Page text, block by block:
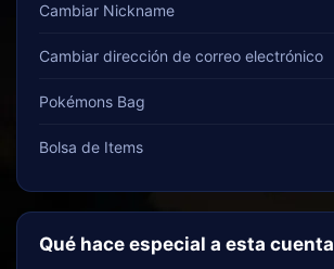
Cambiar Nickname
Cambiar dirección de correo electrónico
Pokémons Bag
Bolsa de Items
Qué hace especial a esta cuenta